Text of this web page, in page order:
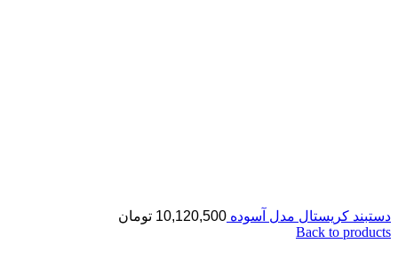
دستبند کریستال مدل آسوده 10,120,500 تومان
Back to products